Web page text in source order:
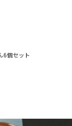
6個セット